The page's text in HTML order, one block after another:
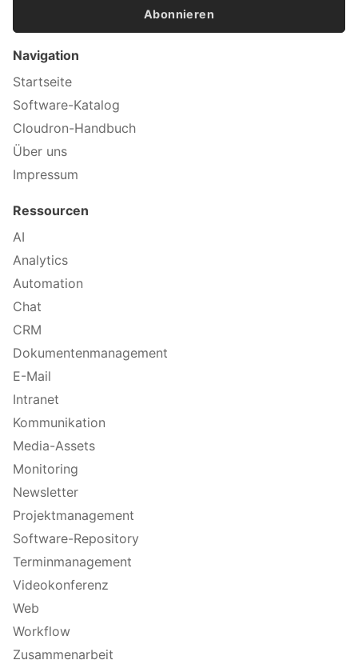
Abonnieren
Navigation
Startseite
Software-Katalog
Cloudron-Handbuch
Über uns
Impressum
Ressourcen
AI
Analytics
Automation
Chat
CRM
Dokumentenmanagement
E-Mail
Intranet
Kommunikation
Media-Assets
Monitoring
Newsletter
Projektmanagement
Software-Repository
Terminmanagement
Videokonferenz
Web
Workflow
Zusammenarbeit